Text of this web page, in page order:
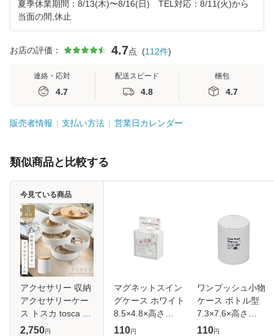
夏季休業期間：8/13(木)〜8/16(日) TEL対応：8/11(火)から
当面の間,休止
お店の評価： 4.7点 (112件)
連絡・応対
4.7
配送スピード
4.8
梱包
4.7
販売者情報 支払い方法 営業日カレンダー
類似商品と比較する
アクセサリー 収納
アクセサリーケー
ス トスカ tosca 山
崎実業 白 北欧 お
2,750円
今見ている商品
マグネットスイン
グケース ホワイト
8.5×4.8×高さ
8.5cm (100円ショ
110円
ワンプッシュ小物
ケース ボトル型
7.3×7.6×高さ
9.3cm (100円ショ
110円